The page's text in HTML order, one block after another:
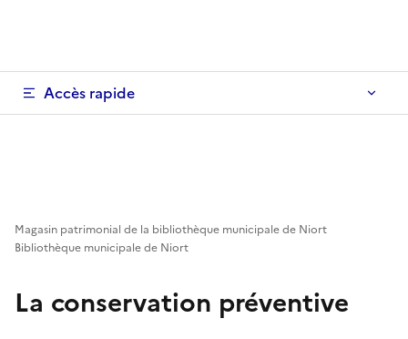
Accès rapide
Magasin patrimonial de la bibliothèque municipale de Niort
Bibliothèque municipale de Niort
La conservation préventive